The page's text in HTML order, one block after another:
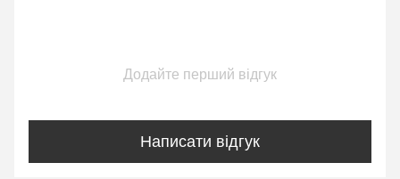
Додайте перший відгук
Написати відгук